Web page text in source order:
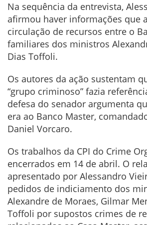
Na sequência da entrevista,
afirmou haver informações que
circulação de recursos entre o
familiares dos ministros
Dias Toffoli.
Os autores da ação sustentam
“grupo criminoso” fazia
defesa do senador argumenta
era ao Banco Master,
Daniel Vorcaro.
Os trabalhos da CPI do Crime
encerrados em 14 de abril. O
apresentado por Alessandro
pedidos de indiciamento dos
Alexandre de Moraes, Gilmar
Toffoli por supostos crimes de